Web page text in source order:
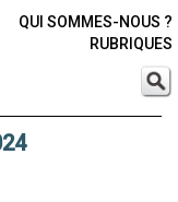
QUI SOMMES-NOUS ?
RUBRIQUES